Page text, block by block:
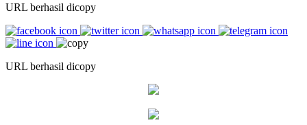
URL berhasil dicopy
URL berhasil dicopy